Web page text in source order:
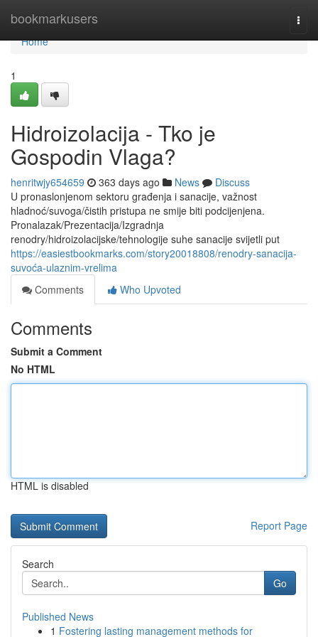
bookmarkusers
Home
Home
1
Hidroizolacija - Tko je
Gospodin Vlaga?
henritwjy654659 363 days ago News
Discuss
U pronaslonjenom sektoru građenja i sanacije, važnost
hladnoć/suvoga/čistih pristupa ne smije biti podcijenjena.
Pronalazak/Prezentacija/Izgradnja
renodry/hidroizolacijske/tehnologije suhe sanacije svijetli put
https://easiestbookmarks.com/story20018808/renodry-sanacija-
suvoća-ulaznim-vrelima
Comments
Who Upvoted
Comments
Submit a Comment
No HTML
HTML is disabled
Report Page
Search
Go
Published News
1 Fostering lasting management methods for